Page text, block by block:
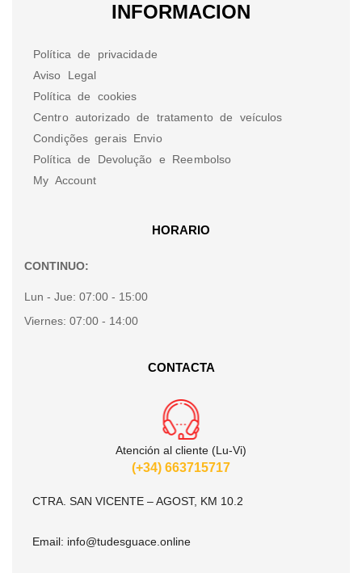
INFORMACION
Política de privacidade
Aviso Legal
Política de cookies
Centro autorizado de tratamento de veículos
Condições gerais Envio
Política de Devolução e Reembolso
My Account
HORARIO
CONTINUO:
Lun - Jue: 07:00 - 15:00
Viernes: 07:00 - 14:00
CONTACTA
Atención al cliente (Lu-Vi)
(+34) 663715717
CTRA. SAN VICENTE – AGOST, KM 10.2
Email: info@tudesguace.online